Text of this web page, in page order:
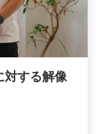
対する解像